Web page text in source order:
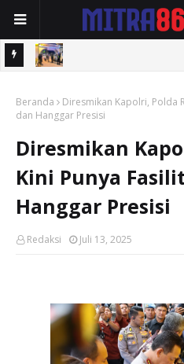
Liar dan Gangguan Kamtibmas
Beranda
Diresmikan Kapolri, Polda
dan Hanggar Presisi
Diresmikan
Kini Punya
Hanggar Presisi
Redaksi Juli 13, 2025